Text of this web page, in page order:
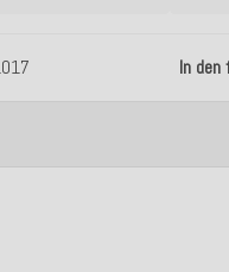
In den